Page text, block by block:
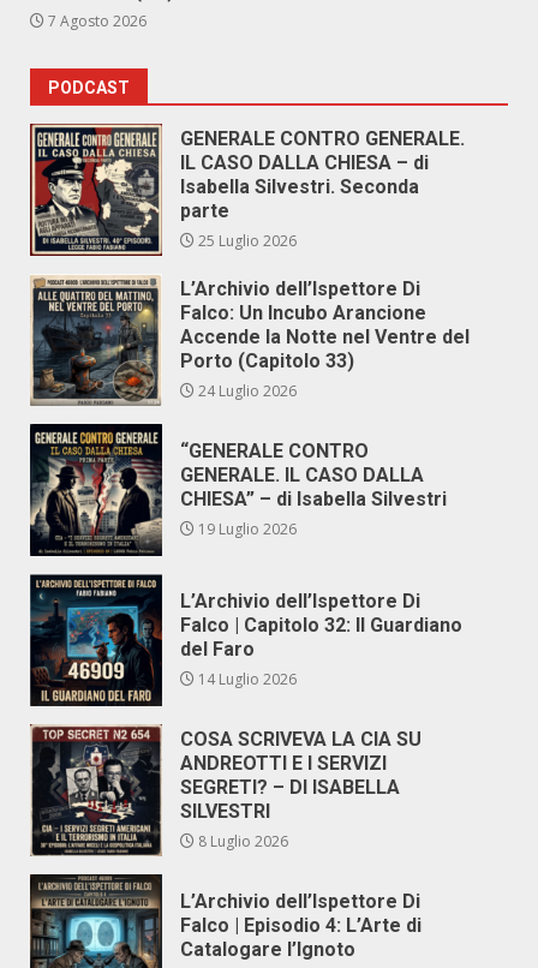
7 Agosto 2026
PODCAST
GENERALE CONTRO GENERALE.
IL CASO DALLA CHIESA – di
Isabella Silvestri. Seconda
parte
25 Luglio 2026
L’Archivio dell’Ispettore Di
Falco: Un Incubo Arancione
Accende la Notte nel Ventre del
Porto (Capitolo 33)
24 Luglio 2026
“GENERALE CONTRO
GENERALE. IL CASO DALLA
CHIESA” – di Isabella Silvestri
19 Luglio 2026
L’Archivio dell’Ispettore Di
Falco | Capitolo 32: Il Guardiano
del Faro
14 Luglio 2026
COSA SCRIVEVA LA CIA SU
ANDREOTTI E I SERVIZI
SEGRETI? – DI ISABELLA
SILVESTRI
8 Luglio 2026
L’Archivio dell’Ispettore Di
Falco | Episodio 4: L’Arte di
Catalogare l’Ignoto